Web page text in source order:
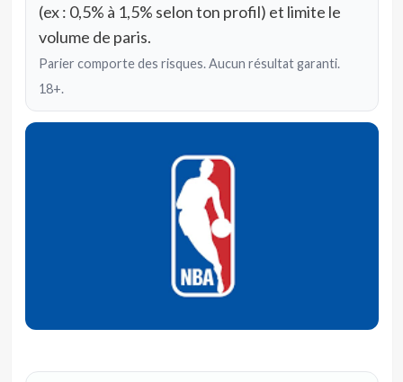
(ex : 0,5% à 1,5% selon ton profil) et limite le
volume de paris.
Parier comporte des risques. Aucun résultat garanti.
18+.